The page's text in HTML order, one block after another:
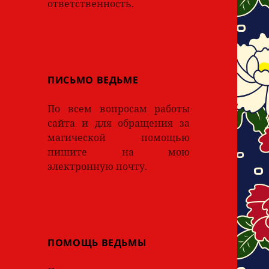
ответственность.
ПИСЬМО ВЕДЬМЕ
По всем вопросам работы
сайта и для обращения за
магической помощью
пишите на мою
электронную почту.
ПОМОЩЬ ВЕДЬМЫ